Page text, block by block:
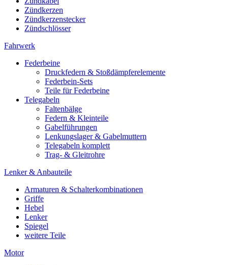
Zündkerzen
Zündkerzenstecker
Zündschlösser
Fahrwerk
Federbeine
Druckfedern & Stoßdämpferelemente
Federbein-Sets
Teile für Federbeine
Telegabeln
Faltenbälge
Federn & Kleinteile
Gabelführungen
Lenkungslager & Gabelmuttern
Telegabeln komplett
Trag- & Gleitrohre
Lenker & Anbauteile
Armaturen & Schalterkombinationen
Griffe
Hebel
Lenker
Spiegel
weitere Teile
Motor